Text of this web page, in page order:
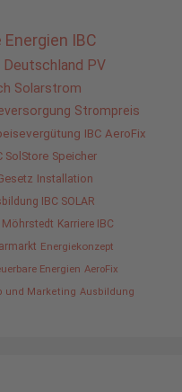
Energien IBC
Deutschland PV
Solarstrom
Strompreis
IBC AeroFix
SolStore Speicher
Installation
IBC SOLAR
Möhrstedt Karriere IBC
Energiekonzept
Energien AeroFix
und Marketing Ausbildung